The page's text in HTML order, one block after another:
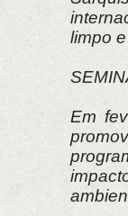
limpo
Em